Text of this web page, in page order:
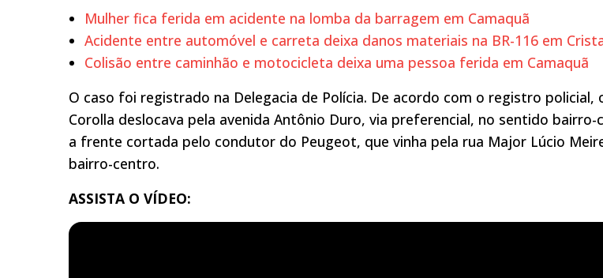
Mulher fica ferida em acidente na lomba da barragem em Camaquã
Acidente entre automóvel e carreta deixa danos materiais na BR-116 em
Colisão entre caminhão e motocicleta deixa uma pessoa ferida em Camaquã
O caso foi registrado na Delegacia de Polícia. De acordo com o registro policial,
Corolla deslocava pela avenida Antônio Duro, via preferencial, no sentido
a frente cortada pelo condutor do Peugeot, que vinha pela rua Major Lúcio
bairro-centro.
ASSISTA O VÍDEO: